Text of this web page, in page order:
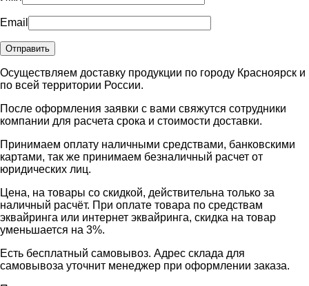
Email
Осуществляем доставку продукции по городу Красноярск и
по всей территории России.
После оформления заявки с вами свяжутся сотрудники
компании для расчета срока и стоимости доставки.
Принимаем оплату наличными средствами, банковскими
картами, так же принимаем безналичный расчет от
юридических лиц.
Цена, на товары со скидкой, действительна только за
наличный расчёт. При оплате товара по средствам
эквайринга или интернет эквайринга, скидка на товар
уменьшается на 3%.
Есть бесплатный самовывоз. Адрес склада для
самовывоза уточнит менеджер при оформлении заказа.